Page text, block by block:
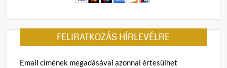
FELIRATKOZÁS HÍRLEVÉLRE
Email címének megadásával azonnal értesülhet